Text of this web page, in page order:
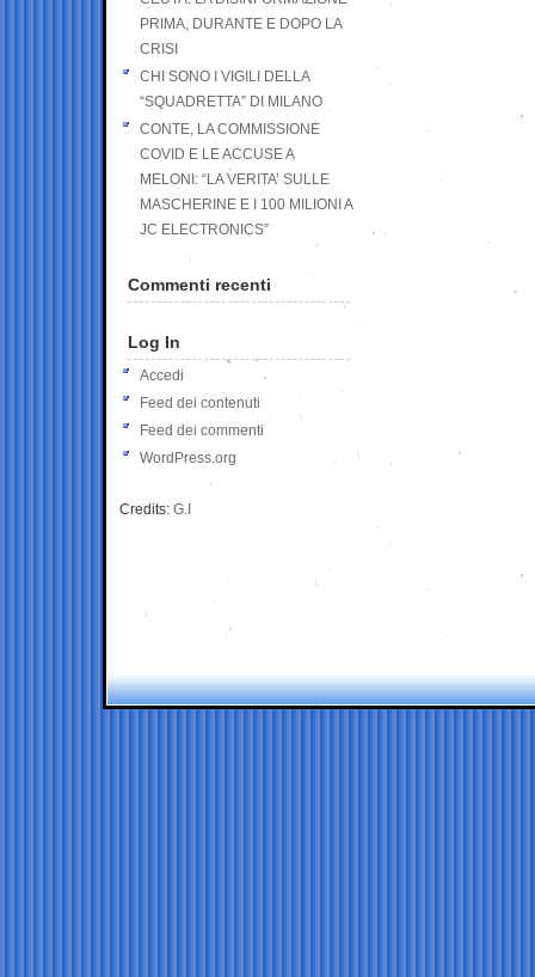
PRIMA, DURANTE E DOPO LA
CRISI
CHI SONO I VIGILI DELLA
“SQUADRETTA” DI MILANO
CONTE, LA COMMISSIONE
COVID E LE ACCUSE A
MELONI: “LA VERITA’ SULLE
MASCHERINE E I 100 MILIONI A
JC ELECTRONICS”
Commenti recenti
Log In
Accedi
Feed dei contenuti
Feed dei commenti
WordPress.org
Credits: G.I